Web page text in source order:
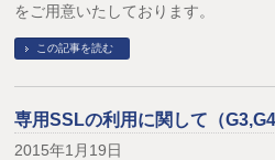
をご用意いたしております。
この記事を読む
専用SSLの利用に関して（
2015年1月19日